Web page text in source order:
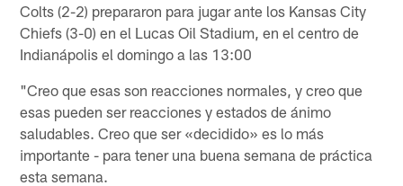
Colts (2-2) prepararon para jugar ante los Kansas City
Chiefs (3-0) en el Lucas Oil Stadium, en el centro de
Indianápolis el domingo a las 13:00
"Creo que esas son reacciones normales, y creo que
esas pueden ser reacciones y estados de ánimo
saludables. Creo que ser «decidido» es lo más
importante - para tener una buena semana de práctica
esta semana.